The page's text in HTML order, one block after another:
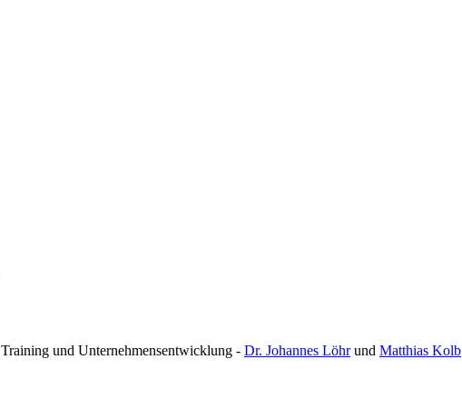
Training und Unternehmensentwicklung - Dr. Johannes Löhrund Matthias Kolb